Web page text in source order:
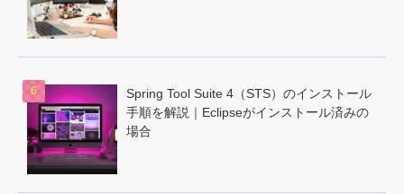
Spring Tool Suite 4（STS）のインストール
手順を解説｜Eclipseがインストール済みの
場合